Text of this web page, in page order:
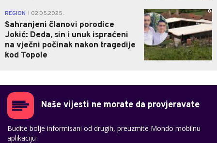
REGION 02.05.2025.
Sahranjeni članovi porodice
Jokić: Deda, sin i unuk ispraćeni
na vječni počinak nakon tragedije
kod Topole
0
Naše vijesti ne morate da provjeravate
Budite bolje informisani od drugih, preuzmite Mondo mobilnu
aplikaciju